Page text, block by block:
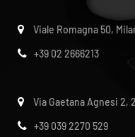
Viale Romagna 50,
+39 02 2666213
Via Gaetana Agnesi 2,
+39 039 2270 529